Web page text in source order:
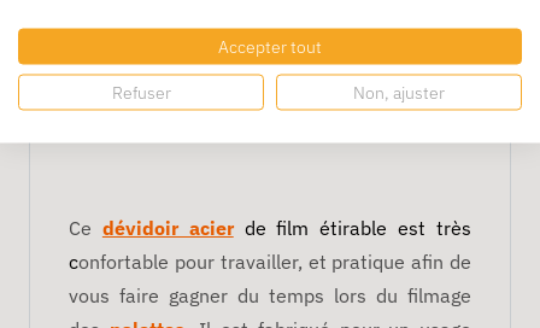
poignées en plastique, cet accessoire a
l’avantage d’être peu encombrant et facile à
Ce dévidoir acierde film étirable est très
confortable pour travailler, et pratique afin de
vous faire gagner du temps lors du filmage
Accepter tout
Refuser Non, ajuster